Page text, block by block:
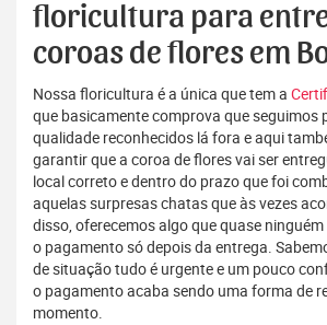
floricultura para
coroas de flores em
Nossa floricultura é a única que tem a
que basicamente comprova que seguimos
qualidade reconhecidos lá fora e aqui
garantir que a coroa de flores vai ser
local correto e dentro do prazo que foi
aquelas surpresas chatas que às vezes
disso, oferecemos algo que quase
o pagamento só depois da entrega.
de situação tudo é urgente e um pouco
o pagamento acaba sendo uma forma de
momento.